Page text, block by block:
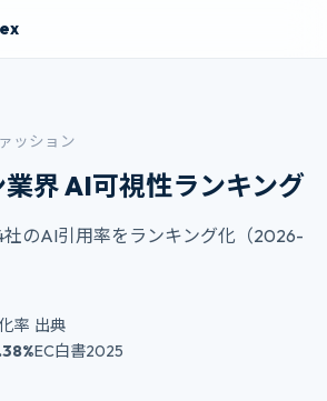
ッション
界 AI可視性ランキング
社のAI引用率をランキング化（2026-
率 出典
EC白書2025